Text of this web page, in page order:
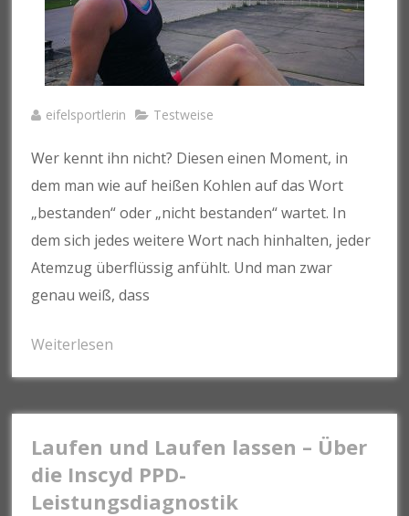
eifelsportlerin Testweise
Wer kennt ihn nicht? Diesen einen Moment, in
dem man wie auf heißen Kohlen auf das Wort
„bestanden“ oder „nicht bestanden“ wartet. In
dem sich jedes weitere Wort nach hinhalten, jeder
Atemzug überflüssig anfühlt. Und man zwar
genau weiß, dass
Weiterlesen
Laufen und Laufen lassen – Über
die Inscyd PPD-
Leistungsdiagnostik